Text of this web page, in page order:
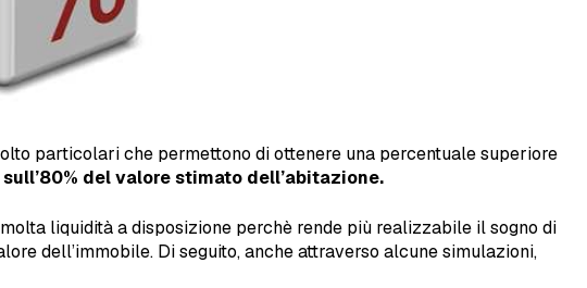
particolari che permettono di ottenere una percentuale superiore
del valore stimato dell’abitazione.
liquidità a disposizione perchè rende più realizzabile il sogno di
dell’immobile. Di seguito, anche attraverso alcune simulazioni,